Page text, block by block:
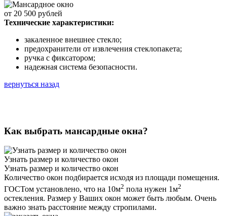
от 20 500 рублей
Технические характеристики:
закаленное внешнее стекло;
предохранители от извлечения стеклопакета;
ручка с фиксатором;
надежная система безопасности.
вернуться назад
Как выбрать мансардные окна?
Узнать размер и количество окон
Узнать размер и количество окон
Количество окон подбирается исходя из площади помещения.
ГОСТом установлено, что на 10м2 пола нужен 1м2
остекления. Размер у Ваших окон может быть любым. Очень
важно знать расстояние между стропилами.